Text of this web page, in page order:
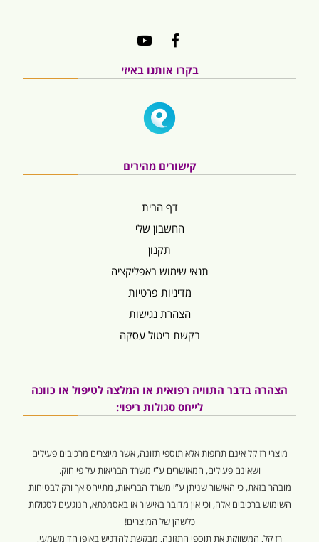
בקרו אותנו באיזי
קישורים מהירים
דף הבית
החשבון שלי
תקנון
תנאי שימוש באפליקציה
מדיניות פרטיות
הצהרת נגישות
בקשת ביטול עסקה
הצהרה בדבר התוויה רפואית או המלצה לטיפול או כוונה
לייחס סגולות ריפוי:
מוצרי רז קל אינם תרופות אלא תוספי תזונה, אשר מיוצרים מרכיבים פעילים
ושאינם פעילים, המאושרים ע”י משרד הבריאות על פי חוק.
מובהר בזאת, כי האישור שניתן ע”י משרד הבריאות, מתייחס אך ורק לבטיחות
השימוש ברכיבים אלה, וכי אין מדובר באישור או באסמכתא, הנוגעים לסגולות
כלשהן של המוצרים!
רז קל, המשווקת את תוספי התזונה, מבקשת להדגיש באופן חד משמעי,